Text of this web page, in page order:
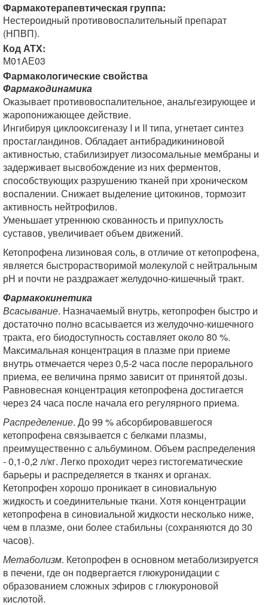
Фармакотерапевтическая группа:
Нестероидный противовоспалительный препарат
(НПВП).
Код АТХ:
М01АЕ03
Фармакологические свойства
Фармакодинамика
Оказывает противовоспалительное, анальгезирующее и
жаропонижающее действие.
Ингибируя циклооксигеназу I и II типа, угнетает синтез
простагландинов. Обладает антибрадикининовой
активностью, стабилизирует лизосомальные мембраны и
задерживает высвобождение из них ферментов,
способствующих разрушению тканей при хроническом
воспалении. Снижает выделение цитокинов, тормозит
активность нейтрофилов.
Уменьшает утреннюю скованность и припухлость
суставов, увеличивает объем движений.
Кетопрофена лизиновая соль, в отличие от кетопрофена,
является быстрорастворимой молекулой с нейтральным
рН и почти не раздражает желудочно-кишечный тракт.
Фармакокинетика
Всасывание. Назначаемый внутрь, кетопрофен быстро и
достаточно полно всасывается из желудочно-кишечного
тракта, его биодоступность составляет около 80 %.
Максимальная концентрация в плазме при приеме
внутрь отмечается через 0,5-2 часа после перорального
приема, ее величина прямо зависит от принятой дозы.
Равновесная концентрация кетопрофена достигается
через 24 часа после начала его регулярного приема.
Распределение. До 99 % абсорбировавшегося
кетопрофена связывается с белками плазмы,
преимущественно с альбумином. Объем распределения
- 0,1-0,2 л/кг. Легко проходит через гистогематические
барьеры и распределяется в тканях и органах.
Кетопрофен хорошо проникает в синовиальную
жидкость и соединительные ткани. Хотя концентрации
кетопрофена в синовиальной жидкости несколько ниже,
чем в плазме, они более стабильны (сохраняются до 30
часов).
Метаболизм. Кетопрофен в основном метаболизируется
в печени, где он подвергается глюкуронидации с
образованием сложных эфиров с глюкуроновой
кислотой.